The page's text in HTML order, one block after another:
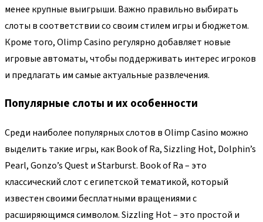
менее крупные выигрыши. Важно правильно выбирать
слоты в соответствии со своим стилем игры и бюджетом.
Кроме того, Olimp Casino регулярно добавляет новые
игровые автоматы, чтобы поддерживать интерес игроков
и предлагать им самые актуальные развлечения.
Популярные слоты и их особенности
Среди наиболее популярных слотов в Olimp Casino можно
выделить такие игры, как Book of Ra, Sizzling Hot, Dolphin’s
Pearl, Gonzo’s Quest и Starburst. Book of Ra – это
классический слот с египетской тематикой, который
известен своими бесплатными вращениями с
расширяющимся символом. Sizzling Hot – это простой и